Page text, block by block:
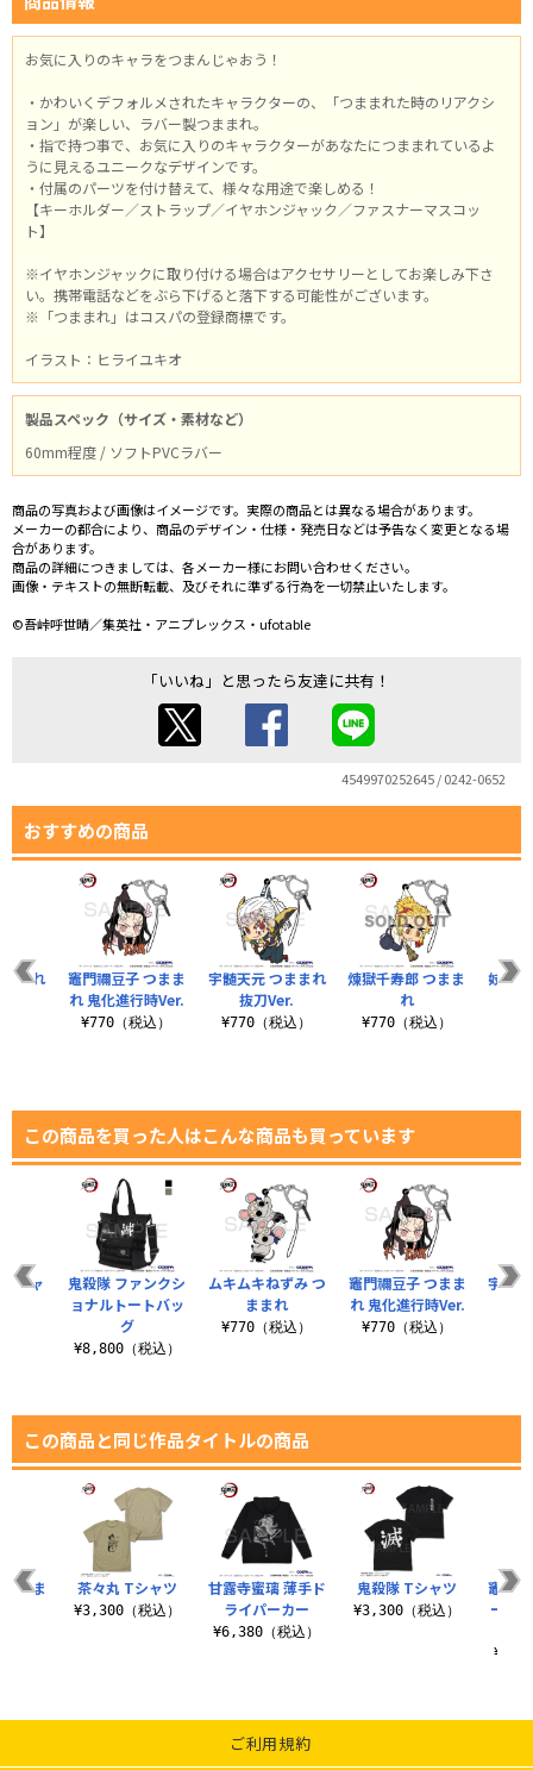
お気に入りのキャラをつまんじゃおう！
・かわいくデフォルメされたキャラクターの、「つままれた時のリアクシ
ョン」が楽しい、ラバー製つままれ。
・指で持つ事で、お気に入りのキャラクターがあなたにつままれているよ
うに見えるユニークなデザインです。
・付属のパーツを付け替えて、様々な用途で楽しめる！
【キーホルダー／ストラップ／イヤホンジャック／ファスナーマスコッ
ト】
※イヤホンジャックに取り付ける場合はアクセサリーとしてお楽しみ下さ
い。携帯電話などをぶら下げると落下する可能性がございます。
※「つままれ」はコスパの登録商標です。
イラスト：ヒライユキオ
製品スペック（サイズ・素材など）
60mm程度 / ソフトPVCラバー
商品の写真および画像はイメージです。実際の商品とは異なる場合があります。
メーカーの都合により、商品のデザイン・仕様・発売日などは予告なく変更となる場
合があります。
商品の詳細につきましては、各メーカー様にお問い合わせください。
画像・テキストの無断転載、及びそれに準ずる行為を一切禁止いたします。
©吾峠呼世晴／集英社・アニプレックス・ufotable
「いいね」と思ったら友達に共有！
4549970252645 / 0242-0652
おすすめの商品
宇髄天元 つままれ
抜刀Ver.
¥770（税込）
煉獄千寿郎 つまま
れ
¥770（税込）
妓夫
まれ
竈門禰豆子 つまま
れ 鬼化進行時Ver.
¥770（税込）
この商品を買った人はこんな商品も買っています
ムキムキねずみ つ
ままれ
¥770（税込）
竈門禰豆子 つまま
れ 鬼化進行時Ver.
¥770（税込）
宇髄
Tシャ
鬼殺隊 ファンクシ
ョナルトートバッ
グ
¥8,800（税込）
この商品と同じ作品タイトルの商品
甘露寺蜜璃 薄手ド
ライパーカー
¥6,380（税込）
鬼殺隊 Tシャツ
¥3,300（税込）
竈門
ース
まま
茶々丸 Tシャツ
¥3,300（税込）
ご利用規約